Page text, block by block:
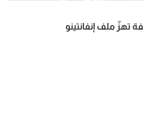
تهزّ ملف إنفانتينو